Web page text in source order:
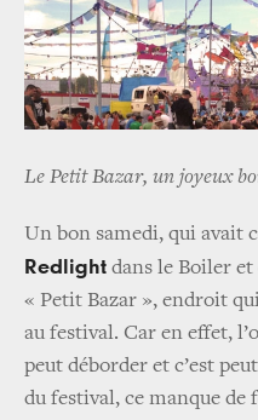
Le Petit Bazar, un joyeux
Un bon samedi, qui avait
Redlight dans le Boiler et
« Petit Bazar », endroit
au festival. Car en effet,
peut déborder et c’est
du festival, ce manque de